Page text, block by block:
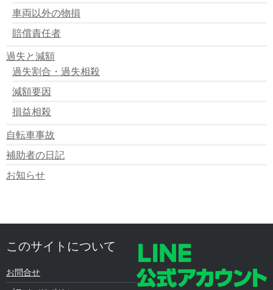
車両以外の物損
賠償責任者
過失と減額
過失割合・過失相殺
減額要因
損益相殺
自転車事故
補助者の日記
お知らせ
このサイトについて
お問合せ